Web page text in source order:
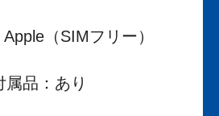
（SIMフリー）
属品：あり